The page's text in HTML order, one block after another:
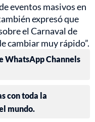
eventos masivos en
expresó que
el Carnaval de
cambiar muy rápido”.
WhatsApp Channels
con toda la
mundo.